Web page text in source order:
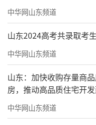
中华网山东频道
山东2024高考共录取考
中华网山东频道
山东：加快收购存量商
房，推动高品质住宅开
中华网山东频道